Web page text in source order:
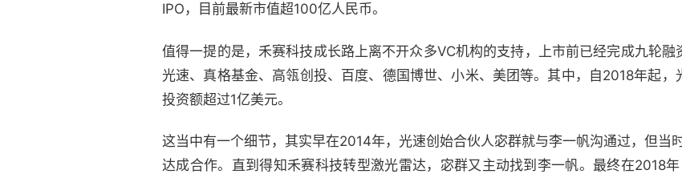
IPO，目前最新市值超100亿人民币。
值得一提的是，禾赛科技成长路上离不开众多VC机构的支持，上市前已经完成九轮
光速、真格基金、高瓴创投、百度、德国博世、小米、美团等。其中，自2018年起
投资额超过1亿美元。
这当中有一个细节，其实早在2014年，光速创始合伙人宓群就与李一帆沟通过，但当
达成合作。直到得知禾赛科技转型激光雷达，宓群又主动找到李一帆。最终在2018